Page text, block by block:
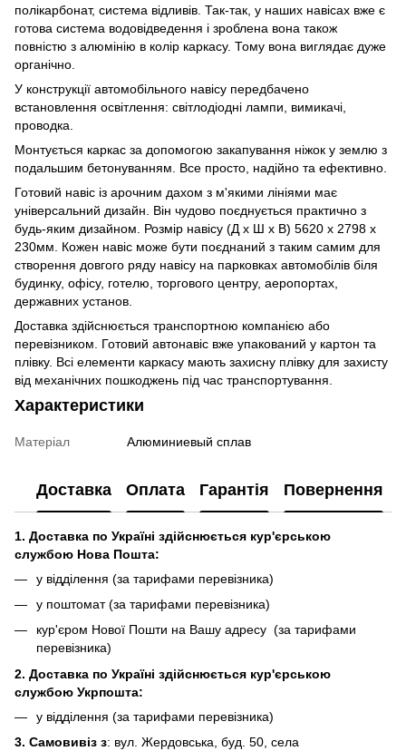
полікарбонат, система відливів. Так-так, у наших навісах вже є
готова система водовідведення і зроблена вона також
повністю з алюмінію в колір каркасу. Тому вона виглядає дуже
органічно.
У конструкції автомобільного навісу передбачено
встановлення освітлення: світлодіодні лампи, вимикачі,
проводка.
Монтується каркас за допомогою закапування ніжок у землю з
подальшим бетонуванням. Все просто, надійно та ефективно.
Готовий навіс із арочним дахом з м'якими лініями має
універсальний дизайн. Він чудово поєднується практично з
будь-яким дизайном. Розмір навісу (Д х Ш х В) 5620 х 2798 х
230мм. Кожен навіс може бути поєднаний з таким самим для
створення довгого ряду навісу на парковках автомобілів біля
будинку, офісу, готелю, торгового центру, аеропортах,
державних установ.
Доставка здійснюється транспортною компанією або
перевізником. Готовий автонавіс вже упакований у картон та
плівку. Всі елементи каркасу мають захисну плівку для захисту
від механічних пошкоджень під час транспортування.
Характеристики
Матеріал Алюминиевый сплав
Доставка Оплата Гарантія Повернення
1. Доставка по Україні здійснюється кур'єрською
службою Нова Пошта:
у відділення (за тарифами перевізника)
у поштомат (за тарифами перевізника)
кур'єром Нової Пошти на Вашу адресу (за тарифами
перевізника)
2. Доставка по Україні здійснюється кур'єрською
службою Укрпошта:
у відділення (за тарифами перевізника)
3. Самовивіз з: вул. Жердовська, буд. 50, села